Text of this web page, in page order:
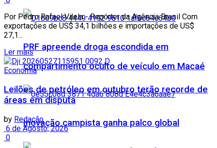
PRF apreende droga escondida em
compartimento oculto de veículo em Macaé
Inovação campista ganha palco global
Por Pedro Rafael Vilela - Repórter da Agência Brasil Com
exportações de US$ 34,1 bilhões e importações de US$
27,1...
Ler mais
Economia
Leilões de petróleo em outubro terão recorde de
áreas em disputa
by Redação
6 de Agosto, 2026
0